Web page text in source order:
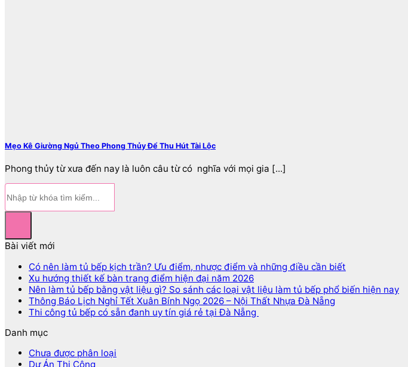
Mẹo Kê Giường Ngủ Theo Phong Thủy Để Thu Hút Tài Lộc
Phong thủy từ xưa đến nay là luôn câu từ có nghĩa với mọi gia [...]
Bài viết mới
Có nên làm tủ bếp kịch trần? Ưu điểm, nhược điểm và những điều cần biết
Xu hướng thiết kế bàn trang điểm hiện đại năm 2026
Nên làm tủ bếp bằng vật liệu gì? So sánh các loại vật liệu làm tủ bếp phổ biến hiện nay
Thông Báo Lịch Nghỉ Tết Xuân Bính Ngọ 2026 – Nội Thất Nhựa Đà Nẵng
Thi công tủ bếp có sẵn đanh uy tín giá rẻ tại Đà Nẵng
Danh mục
Chưa được phân loại
Dự Án Thi Công